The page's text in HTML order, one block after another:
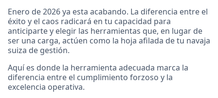
Enero de 2026 ya esta acabando. La diferencia entre el
éxito y el caos radicará en tu capacidad para
anticiparte y elegir las herramientas que, en lugar de
ser una carga, actúen como la hoja afilada de tu navaja
suiza de gestión.
Aquí es donde la herramienta adecuada marca la
diferencia entre el cumplimiento forzoso y la
excelencia operativa.